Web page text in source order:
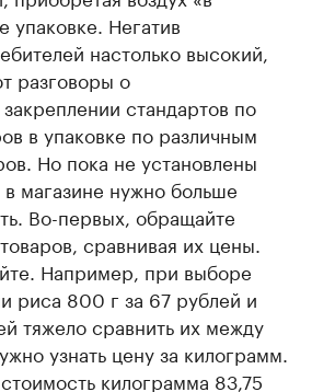
упаковке. Негатив
настолько высокий,
разговоры о
стандартов по
в упаковке по различным
Но пока не установлены
магазине нужно больше
Во-первых, обращайте
сравнивая их цены.
Например, при выборе
риса 800 г за 67 рублей и
тяжело сравнить их между
узнать цену за килограмм.
килограмма 83,75